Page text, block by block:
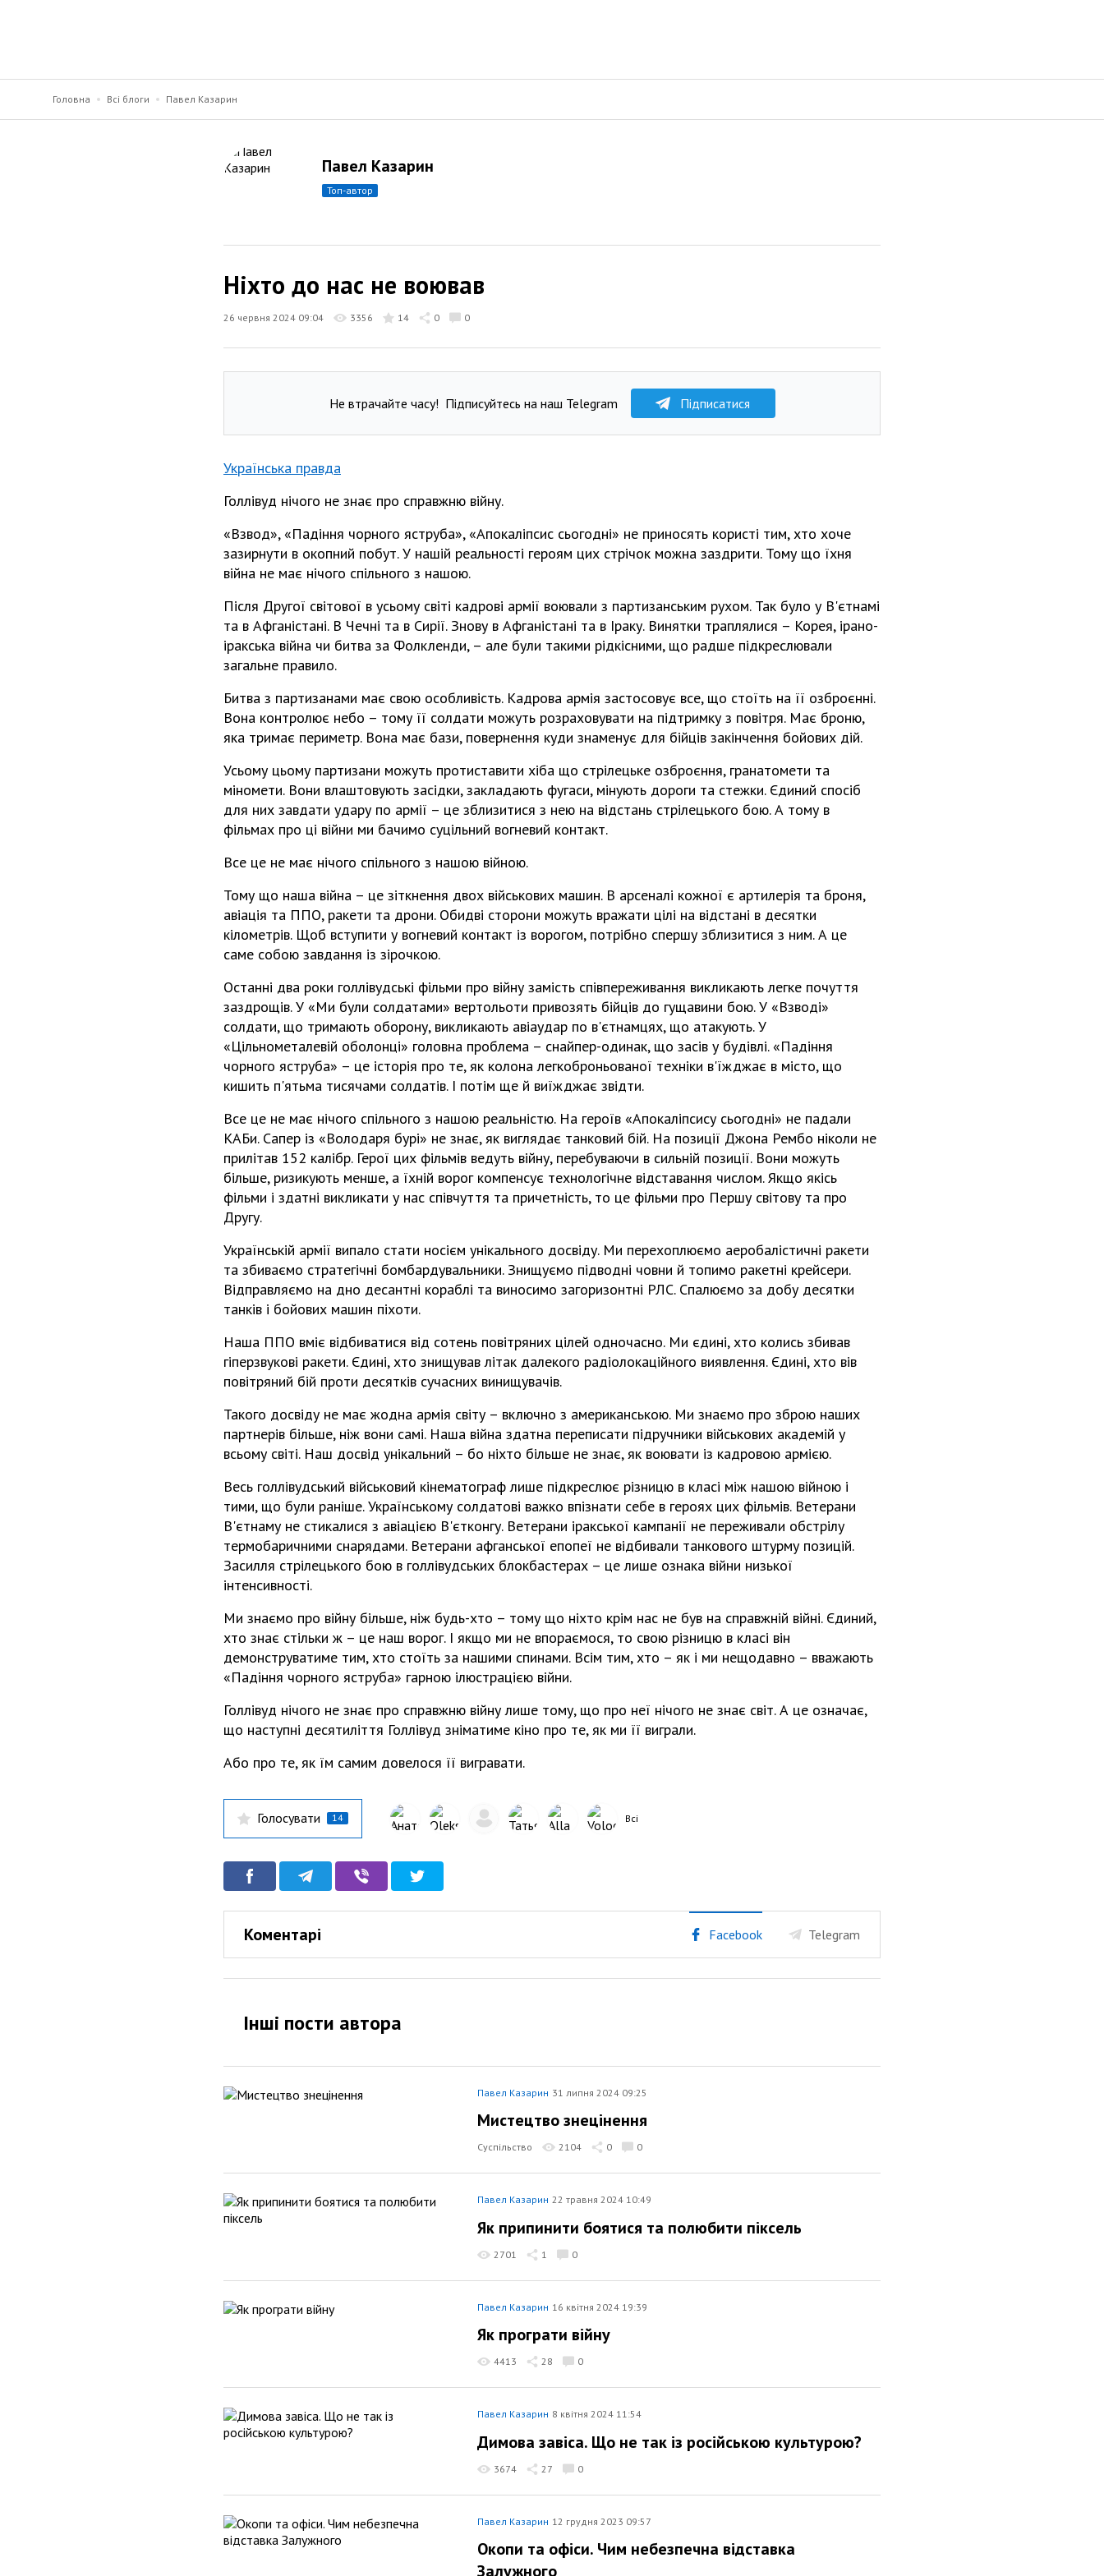
Головна Всі блоги Павел Казарин
Павел Казарин
топ-автор
Ніхто до нас не воював
26 червня 2024 09:04 3356 14 0 0
Не втрачайте часу! Підписуйтесь на наш Telegram Підписатися
Українська правда
Голлівуд нічого не знає про справжню війну.
«Взвод», «Падіння чорного яструба», «Апокаліпсис сьогодні» не приносять користі тим, хто хоче
зазирнути в окопний побут. У нашій реальності героям цих стрічок можна заздрити. Тому що їхня
війна не має нічого спільного з нашою.
Після Другої світової в усьому світі кадрові армії воювали з партизанським рухом. Так було у В'єтнамі
та в Афганістані. В Чечні та в Сирії. Знову в Афганістані та в Іраку. Винятки траплялися – Корея, ірано-
іракська війна чи битва за Фолкленди, – але були такими рідкісними, що радше підкреслювали
загальне правило.
Битва з партизанами має свою особливість. Кадрова армія застосовує все, що стоїть на її озброєнні.
Вона контролює небо – тому її солдати можуть розраховувати на підтримку з повітря. Має броню,
яка тримає периметр. Вона має бази, повернення куди знаменує для бійців закінчення бойових дій.
Усьому цьому партизани можуть протиставити хіба що стрілецьке озброєння, гранатомети та
міномети. Вони влаштовують засідки, закладають фугаси, мінують дороги та стежки. Єдиний спосіб
для них завдати удару по армії – це зблизитися з нею на відстань стрілецького бою. А тому в
фільмах про ці війни ми бачимо суцільний вогневий контакт.
Все це не має нічого спільного з нашою війною.
Тому що наша війна – це зіткнення двох військових машин. В арсеналі кожної є артилерія та броня,
авіація та ППО, ракети та дрони. Обидві сторони можуть вражати цілі на відстані в десятки
кілометрів. Щоб вступити у вогневий контакт із ворогом, потрібно спершу зблизитися з ним. А це
саме собою завдання із зірочкою.
Останні два роки голлівудські фільми про війну замість співпереживання викликають легке почуття
заздрощів. У «Ми були солдатами» вертольоти привозять бійців до гущавини бою. У «Взводі»
солдати, що тримають оборону, викликають авіаудар по в'єтнамцях, що атакують. У
«Цільнометалевій оболонці» головна проблема – снайпер-одинак, що засів у будівлі. «Падіння
чорного яструба» – це історія про те, як колона легкоброньованої техніки в'їжджає в місто, що
кишить п'ятьма тисячами солдатів. І потім ще й виїжджає звідти.
Все це не має нічого спільного з нашою реальністю. На героїв «Апокаліпсису сьогодні» не падали
КАБи. Сапер із «Володаря бурі» не знає, як виглядає танковий бій. На позиції Джона Рембо ніколи не
прилітав 152 калібр. Герої цих фільмів ведуть війну, перебуваючи в сильній позиції. Вони можуть
більше, ризикують менше, а їхній ворог компенсує технологічне відставання числом. Якщо якісь
фільми і здатні викликати у нас співчуття та причетність, то це фільми про Першу світову та про
Другу.
Українській армії випало стати носієм унікального досвіду. Ми перехоплюємо аеробалістичні ракети
та збиваємо стратегічні бомбардувальники. Знищуємо підводні човни й топимо ракетні крейсери.
Відправляємо на дно десантні кораблі та виносимо загоризонтні РЛС. Спалюємо за добу десятки
танків і бойових машин піхоти.
Наша ППО вміє відбиватися від сотень повітряних цілей одночасно. Ми єдині, хто колись збивав
гіперзвукові ракети. Єдині, хто знищував літак далекого радіолокаційного виявлення. Єдині, хто вів
повітряний бій проти десятків сучасних винищувачів.
Такого досвіду не має жодна армія світу – включно з американською. Ми знаємо про зброю наших
партнерів більше, ніж вони самі. Наша війна здатна переписати підручники військових академій у
всьому світі. Наш досвід унікальний – бо ніхто більше не знає, як воювати із кадровою армією.
Весь голлівудський військовий кінематограф лише підкреслює різницю в класі між нашою війною і
тими, що були раніше. Українському солдатові важко впізнати себе в героях цих фільмів. Ветерани
В'єтнаму не стикалися з авіацією В'єтконгу. Ветерани іракської кампанії не переживали обстрілу
термобаричними снарядами. Ветерани афганської епопеї не відбивали танкового штурму позицій.
Засилля стрілецького бою в голлівудських блокбастерах – це лише ознака війни низької
інтенсивності.
Ми знаємо про війну більше, ніж будь-хто – тому що ніхто крім нас не був на справжній війні. Єдиний,
хто знає стільки ж – це наш ворог. І якщо ми не впораємося, то свою різницю в класі він
демонструватиме тим, хто стоїть за нашими спинами. Всім тим, хто – як і ми нещодавно – вважають
«Падіння чорного яструба» гарною ілюстрацією війни.
Голлівуд нічого не знає про справжню війну лише тому, що про неї нічого не знає світ. А це означає,
що наступні десятиліття Голлівуд зніматиме кіно про те, як ми її виграли.
Або про те, як їм самим довелося її вигравати.
Голосувати 14 Всі
Коментарі Facebook Telegram
Інші пости автора
Павел Казарин 31 липня 2024 09:25
Мистецтво знецінення
Суспільство 2104 0 0
Павел Казарин 22 травня 2024 10:49
Як припинити боятися та полюбити піксель
2701 1 0
Павел Казарин 16 квітня 2024 19:39
Як програти війну
4413 28 0
Павел Казарин 8 квітня 2024 11:54
Димова завіса. Що не так із російською культурою?
3674 27 0
Павел Казарин 12 грудня 2023 09:57
Окопи та офіси. Чим небезпечна відставка
Залужного